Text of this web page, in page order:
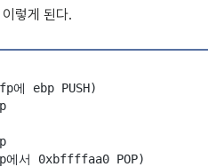
렇게 된다.
에 ebp PUSH)
서 0xbffffaa0 POP)